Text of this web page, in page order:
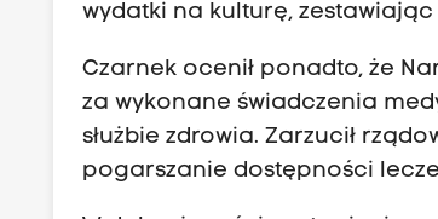
wydatki na kulturę,
Czarnek ocenił ponadto, że
za wykonane świadczenia
służbie zdrowia. Zarzucił
pogarszanie dostępności